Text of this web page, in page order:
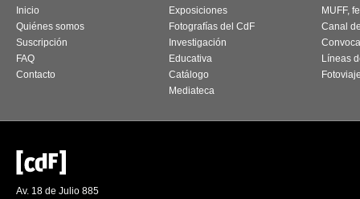
Inicio
Quiénes somos
Suscripción
FAQ
Contacto
Exposiciones
Fotografías del CdF
Investigación
Educativa
Catálogo
Mediateca
MUFF,
Canal
Líneas
Av. 18 de Julio 885